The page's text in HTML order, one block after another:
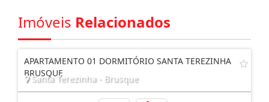
Imóveis Relacionados
APARTAMENTO 01 DORMITÓRIO SANTA TEREZINHA
BRUSQUE
Santa Terezinha - Brusque